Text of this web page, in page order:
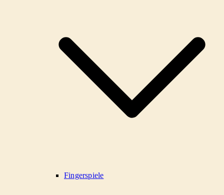
Fingerspiele